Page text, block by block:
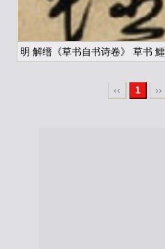
明 解缙《草书自书诗卷》 草书 鱷
‹‹ 1 ››